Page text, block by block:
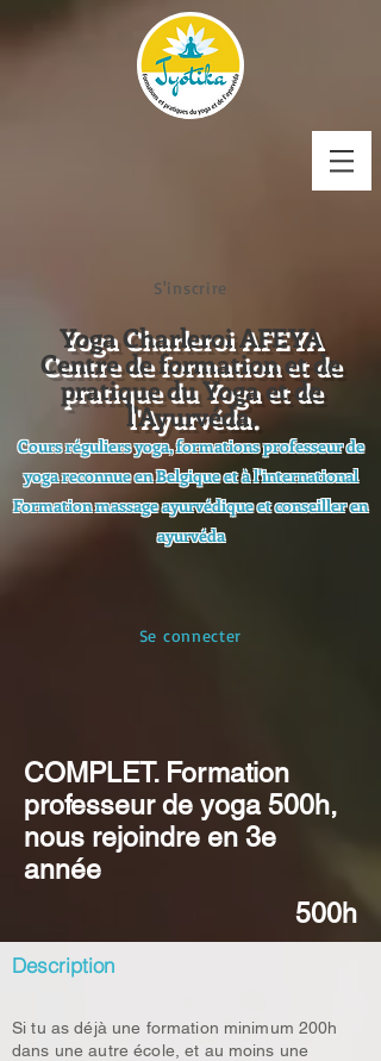
S'inscrire
Yoga Charleroi AFEYA
Centre de formation et de
pratique du Yoga et de
l'Ayurvéda.
Cours réguliers yoga, formations professeur de
yoga reconnue en Belgique et à l'international
Formation massage ayurvédique et conseiller en
ayurvéda
Se connecter
COMPLET. Formation
professeur de yoga 500h,
nous rejoindre en 3e
année
500h
Description
Si tu as déjà une formation minimum 200h
dans une autre école, et au moins une